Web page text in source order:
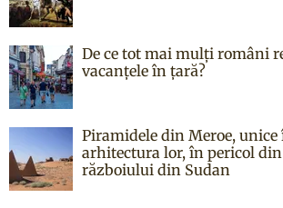
De ce tot mai mulți români
vacanțele în țară?
Piramidele din Meroe,
arhitectura lor, în pericol
războiului din Sudan